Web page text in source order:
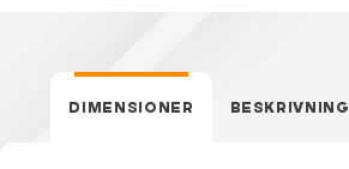
DIMENSIONER BESKRIVNING